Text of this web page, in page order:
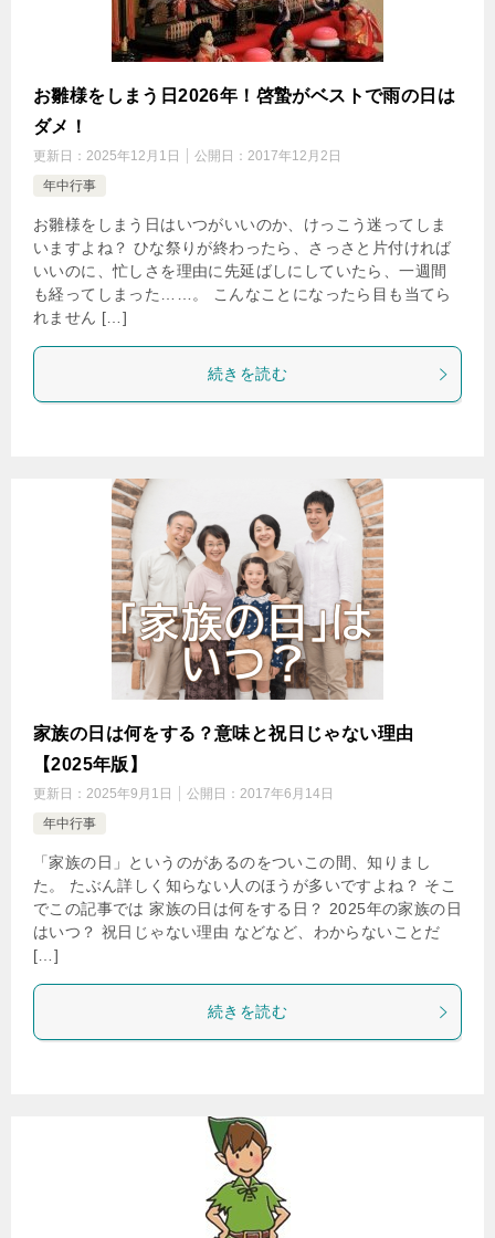
お雛様をしまう日2026年！啓蟄がベストで雨の日は
ダメ！
更新日： 2025年12月1日 公開日： 2017年12月2日
年中行事
お雛様をしまう日はいつがいいのか、けっこう迷ってしま
いますよね？ ひな祭りが終わったら、さっさと片付ければ
いいのに、忙しさを理由に先延ばしにしていたら、一週間
も経ってしまった……。 こんなことになったら目も当てら
れません […]
続きを読む
家族の日は何をする？意味と祝日じゃない理由
【2025年版】
更新日： 2025年9月1日 公開日： 2017年6月14日
年中行事
「家族の日」というのがあるのをついこの間、知りまし
た。 たぶん詳しく知らない人のほうが多いですよね？ そこ
でこの記事では 家族の日は何をする日？ 2025年の家族の日
はいつ？ 祝日じゃない理由 などなど、わからないことだ
[…]
続きを読む